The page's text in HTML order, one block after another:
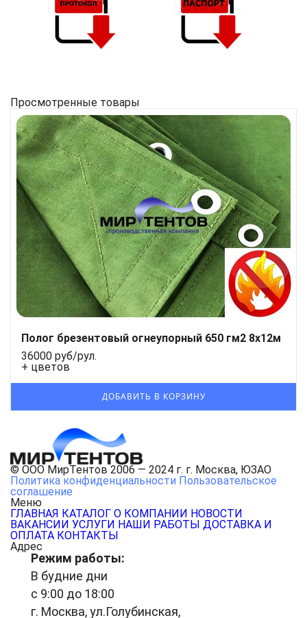
Просмотренные товары
Полог брезентовый огнеупорный 650 гм2 8x12м
36000 руб/рул.
+ цветов
© ООО МирТентов 2006 — 2024 г. г. Москва, ЮЗАО
Политика конфиденциальности Пользовательское
соглашение
Меню
ГЛАВНАЯ КАТАЛОГ О КОМПАНИИ НОВОСТИ
ВАКАНСИИ УСЛУГИ НАШИ РАБОТЫ ДОСТАВКА И
ОПЛАТА КОНТАКТЫ
Адрес
Режим работы:
В будние дни
с 9:00 до 18:00
г. Москва, ул.Голубинская,